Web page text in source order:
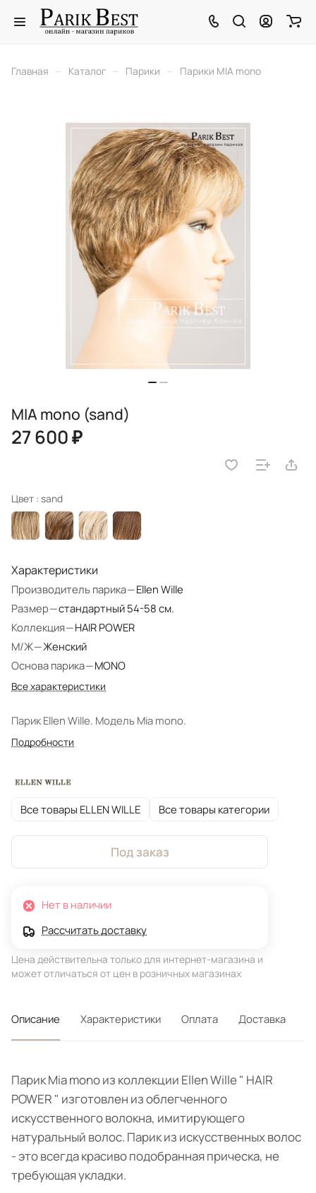
Главная – Каталог – Парики – Парики MIA mono
MIA mono (sand)
27 600 ₽
Цвет : sand
Характеристики
Производитель парика—Ellen Wille
Размер—стандартный 54-58 см.
Коллекция—HAIR POWER
М/Ж—Женский
Основа парика—MONO
Все характеристики
Парик Ellen Wille. Модель Mia mono.
Подробности
Все товары ELLEN WILLE Все товары категории
Под заказ
Нет в наличии
Рассчитать доставку
Цена действительна только для интернет-магазина и
может отличаться от цен в розничных магазинах
Описание Характеристики Оплата Доставка
Парик Mia mono из коллекции Ellen Wille " HAIR
POWER " изготовлен из облегченного
искусственного волокна, имитирующего
натуральный волос. Парик из искусственных волос
- это всегда красиво подобранная прическа, не
требующая укладки.